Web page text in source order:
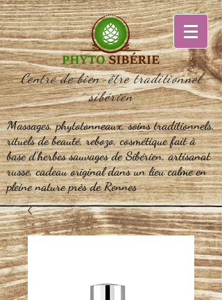
Centre de bien-être traditionnel
sibérien
Massages, phytotonneaux, soins traditionnels,
rituels de beauté, rebozo, cosmétique fait à
base d'herbes sauvages de Sibérien, artisanat
russe, cadeau original dans un lieu calme en
pleine nature près de Rennes